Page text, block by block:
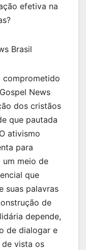
efetiva na
Brasil
comprometido
News
dos cristãos
que pautada
ativismo
para
um meio de
que
suas palavras
de
depende,
de dialogar e
vista os